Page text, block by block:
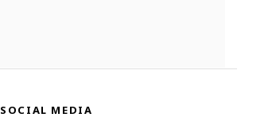
SOCIAL MEDIA